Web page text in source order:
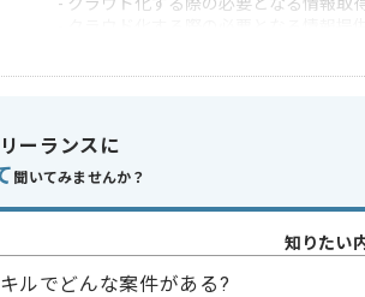
- 互換性の確認
業界
証券 , 銀行 , クレジッ
ーランスに
聞いてみませんか？
知りたい
ルでどんな案件がある?